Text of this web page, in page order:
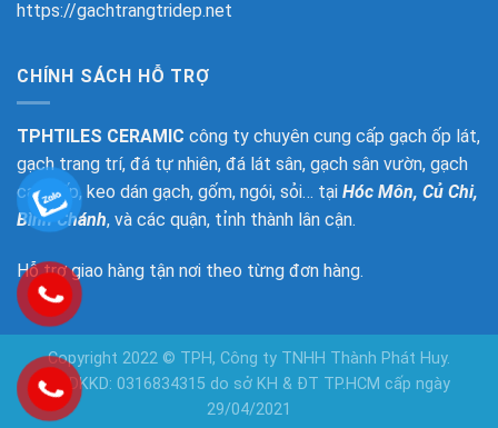
https://gachtrangtridep.net
CHÍNH SÁCH HỖ TRỢ
TPHTILES CERAMIC công ty chuyên cung cấp gạch ốp lát,
gạch trang trí, đá tự nhiên, đá lát sân, gạch sân vườn, gạch
cao cấp, keo dán gạch, gốm, ngói, sỏi… tại Hóc Môn, Củ Chi,
Bình Chánh, và các quận, tỉnh thành lân cận.
Hỗ trợ giao hàng tận nơi theo từng đơn hàng.
Copyright 2022 © TPH, Công ty TNHH Thành Phát Huy.
GPDKKD: 0316834315 do sở KH & ĐT TP.HCM cấp ngày
29/04/2021